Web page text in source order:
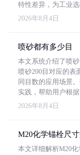
特性差异，为工业选
2026年8月4日
喷砂都有多少目
本文系统介绍了喷
喷砂200目对应的表
同目数的应用场景
实践，帮助用户根
2026年8月4日
M20化学锚栓尺
本文详细解析M20